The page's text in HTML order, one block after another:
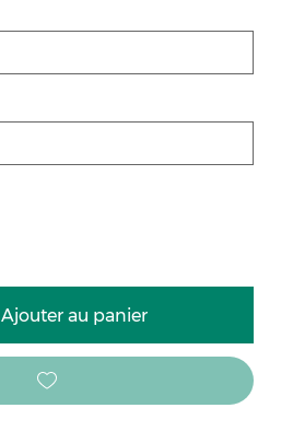
Ajouter au panier